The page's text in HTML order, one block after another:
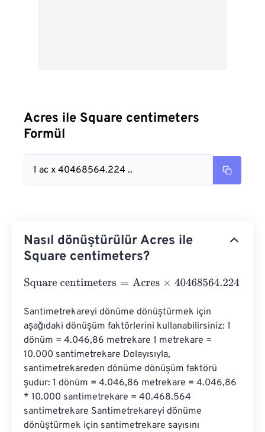
Acres ile Square centimeters
Formül
1 ac x 40468564.224 ..
Nasıl dönüştürülür Acres ile
Square centimeters?
Square centimeters=Acres×40468564.224
Santimetrekareyi dönüme dönüştürmek için
aşağıdaki dönüşüm faktörlerini kullanabilirsiniz: 1
dönüm = 4.046,86 metrekare 1 metrekare =
10.000 santimetrekare Dolayısıyla,
santimetrekareden dönüme dönüşüm faktörü
şudur: 1 dönüm = 4.046,86 metrekare = 4.046,86
* 10.000 santimetrekare = 40.468.564
santimetrekare Santimetrekareyi dönüme
dönüştürmek için santimetrekare sayısını